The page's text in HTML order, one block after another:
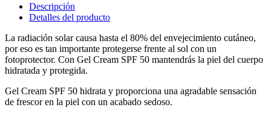
Descripción
Detalles del producto
La radiación solar causa hasta el 80% del envejecimiento cutáneo,
por eso es tan importante protegerse frente al sol con un
fotoprotector. Con Gel Cream SPF 50 mantendrás la piel del cuerpo
hidratada y protegida.
Gel Cream SPF 50 hidrata y proporciona una agradable sensación
de frescor en la piel con un acabado sedoso.